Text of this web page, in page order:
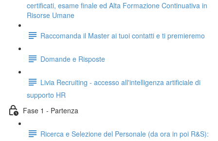
certificati, esame finale ed Alta Formazione Continuativa in
Risorse Umane
Raccomanda il Master ai tuoi contatti e ti premieremo
Domande e Risposte
Livia Recruiting - accesso all'intelligenza artificiale di
supporto HR
Fase 1 - Partenza
Ricerca e Selezione del Personale (da ora in poi R&S):